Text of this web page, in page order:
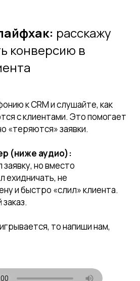
расскажу
конверсию в
к CRM и слушайте, как
с клиентами. Это помогает
«теряются» заявки.
(ниже аудио):
но вместо
ехидничать, не
и быстро «слил» клиента.
то напиши нам,